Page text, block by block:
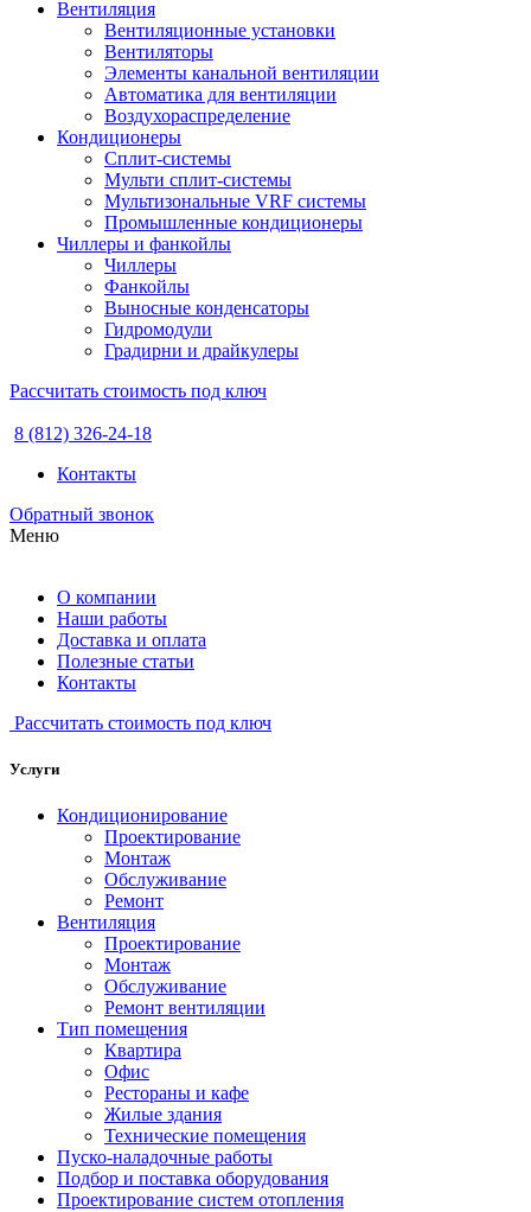
Вентиляция
Вентиляционные установки
Вентиляторы
Элементы канальной вентиляции
Автоматика для вентиляции
Воздухораспределение
Кондиционеры
Сплит-системы
Мульти сплит-системы
Мультизональные VRF системы
Промышленные кондиционеры
Чиллеры и фанкойлы
Чиллеры
Фанкойлы
Выносные конденсаторы
Гидромодули
Градирни и драйкулеры
Рассчитать стоимость под ключ
8 (812) 326-24-18
Контакты
Обратный звонок
Меню
О компании
Наши работы
Доставка и оплата
Полезные статьи
Контакты
Рассчитать стоимость под ключ
Услуги
Кондиционирование
Проектирование
Монтаж
Обслуживание
Ремонт
Вентиляция
Проектирование
Монтаж
Обслуживание
Ремонт вентиляции
Тип помещения
Квартира
Офис
Рестораны и кафе
Жилые здания
Технические помещения
Пуско-наладочные работы
Подбор и поставка оборудования
Проектирование систем отопления